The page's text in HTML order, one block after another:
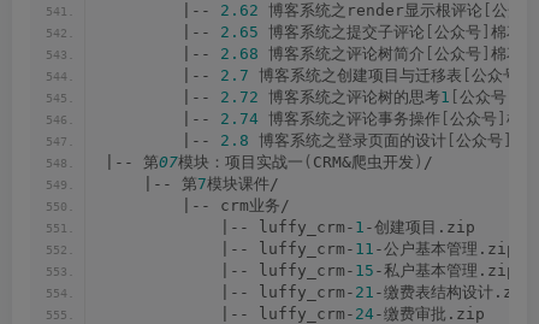
        |--
2.62 博客系统之render显示根评论 公众号
        |--
2.65 博客系统之提交子评论 公众号 棉花
        |--
2.68 博客系统之评论树简介 公众号 棉花
        |--
2.7 博客系统之创建项目与迁移表 公众号
        |--
2.72 博客系统之评论树的思考1 公众号
        |--
2.74 博客系统之评论事务操作 公众号 棉
        |--
2.8 博客系统之登录页面的设计 公众号
|-- 第07模块：项目实战一 ( CRM&爬虫开发 ) /
    |-- 第
7模块课件/
        |-- crm业务/
            |-- luffy_crm-
1 -创建项目.zip
            |-- luffy_crm-
11 -公户基本管理.zip
            |-- luffy_crm-
15 -私户基本管理.zip
            |-- luffy_crm-
21 -缴费表结构设计.zip
            |-- luffy_crm-
24-缴费审批.zip